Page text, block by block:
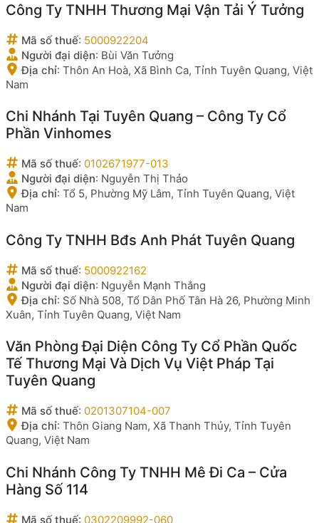
Công Ty TNHH Thương Mại Vận Tải Ý Tưởng
Mã số thuế: 5000922204
Người đại diện: Bùi Văn Tưởng
Địa chỉ: Thôn An Hoà, Xã Bình Ca, Tỉnh Tuyên Quang, Việt
Nam
Chi Nhánh Tại Tuyên Quang – Công Ty Cổ
Phần Vinhomes
Mã số thuế: 0102671977-013
Người đại diện: Nguyễn Thị Thảo
Địa chỉ: Tổ 5, Phường Mỹ Lâm, Tỉnh Tuyên Quang, Việt
Nam
Công Ty TNHH Bđs Anh Phát Tuyên Quang
Mã số thuế: 5000922162
Người đại diện: Nguyễn Mạnh Thắng
Địa chỉ: Số Nhà 508, Tổ Dân Phố Tân Hà 26, Phường Minh
Xuân, Tỉnh Tuyên Quang, Việt Nam
Văn Phòng Đại Diện Công Ty Cổ Phần Quốc
Tế Thương Mại Và Dịch Vụ Việt Pháp Tại
Tuyên Quang
Mã số thuế: 0201307104-007
Địa chỉ: Thôn Giang Nam, Xã Thanh Thủy, Tỉnh Tuyên
Quang, Việt Nam
Chi Nhánh Công Ty TNHH Mê Đi Ca – Cửa
Hàng Số 114
Mã số thuế: 0302209992-060